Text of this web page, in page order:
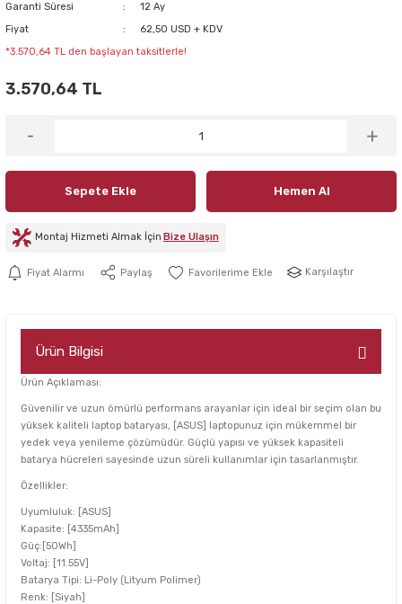
Garanti Süresi
12 Ay
Fiyat
62,50 USD + KDV
*3.570,64 TL den başlayan taksitlerle!
3.570,64 TL
Sepete Ekle Hemen Al
Montaj Hizmeti Almak İçin Bize Ulaşın
Fiyat Alarmı Paylaş Karşılaştır
Ürün Bilgisi
Ürün Açıklaması:
Güvenilir ve uzun ömürlü performans arayanlar için ideal bir seçim olan bu
yüksek kaliteli laptop bataryası, [ASUS] laptopunuz için mükemmel bir
yedek veya yenileme çözümüdür. Güçlü yapısı ve yüksek kapasiteli
batarya hücreleri sayesinde uzun süreli kullanımlar için tasarlanmıştır.
Özellikler:
Uyumluluk: [ASUS]
Kapasite: [4335mAh]
Güç:[50Wh]
Voltaj: [11.55V]
Batarya Tipi: Li-Poly (Lityum Polimer)
Renk: [Siyah]